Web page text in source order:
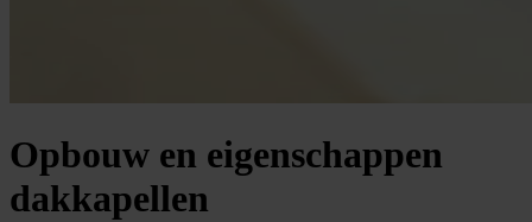
Opbouw en eigenschappen
dakkapellen